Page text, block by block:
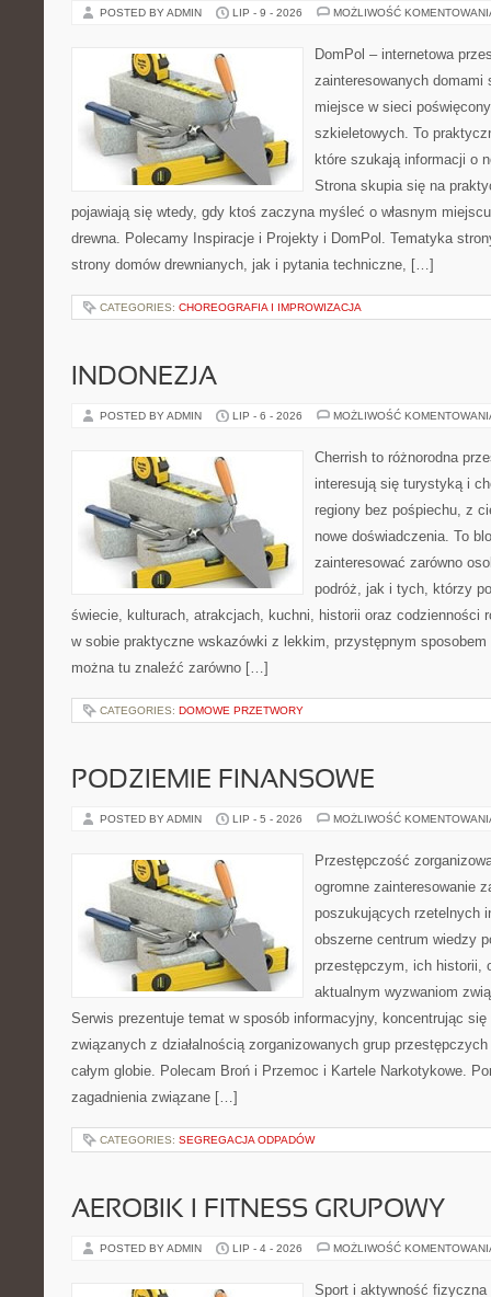
POSTED BY ADMIN LIP - 9 - 2026 MOŻLIWOŚĆ
DomPol – internetowa
zainteresowanych
miejsce w sieci
szkieletowych. To
które szukają informacji o
Strona skupia się na
pojawiają się wtedy, gdy ktoś zaczyna myśleć o własnym
drewna. Polecamy Inspiracje i Projekty i DomPol. Tematyka
strony domów drewnianych, jak i pytania techniczne, […]
CATEGORIES: CHOREOGRAFIA I IMPROWIZACJA
INDONEZJA
POSTED BY ADMIN LIP - 6 - 2026 MOŻLIWOŚĆ
Cherrish to różnorodna
interesują się turystyką i
regiony bez pośpiechu, z
nowe doświadczenia. To
zainteresować zarówno
podróż, jak i tych, którzy
świecie, kulturach, atrakcjach, kuchni, historii oraz codzienności
w sobie praktyczne wskazówki z lekkim, przystępnym
można tu znaleźć zarówno […]
CATEGORIES: DOMOWE PRZETWORY
PODZIEMIE FINANSOWE
POSTED BY ADMIN LIP - 5 - 2026 MOŻLIWOŚĆ
Przestępczość
ogromne zainteresowanie
poszukujących rzetelnych
obszerne centrum wiedzy
przestępczym, ich historii,
aktualnym wyzwaniom
Serwis prezentuje temat w sposób informacyjny, koncentrując
związanych z działalnością zorganizowanych grup
całym globie. Polecam Broń i Przemoc i Kartele Narkotykowe.
zagadnienia związane […]
CATEGORIES: SEGREGACJA ODPADÓW
AEROBIK I FITNESS GRUPOWY
POSTED BY ADMIN LIP - 4 - 2026 MOŻLIWOŚĆ
Sport i aktywność